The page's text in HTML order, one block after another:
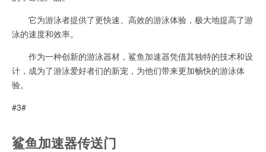
它为游泳者提供了更快速、高效的游泳体验，极大地提高了游
泳的速度和效率。
作为一种创新的游泳器材，鲨鱼加速器凭借其独特的技术和设
计，成为了游泳爱好者们的新宠，为他们带来更加畅快的游泳体
验。
#3#
鲨鱼加速器传送门